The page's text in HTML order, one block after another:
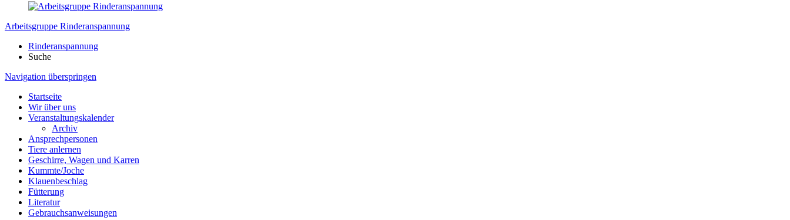
Arbeitsgruppe Rinderanspannung
Rinderanspannung
Suche
Navigation überspringen
Startseite
Wir über uns
Veranstaltungskalender
Archiv
Ansprechpersonen
Tiere anlernen
Geschirre, Wagen und Karren
Kummte/Joche
Klauenbeschlag
Fütterung
Literatur
Gebrauchsanweisungen